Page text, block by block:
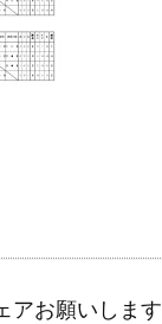
アお願いします